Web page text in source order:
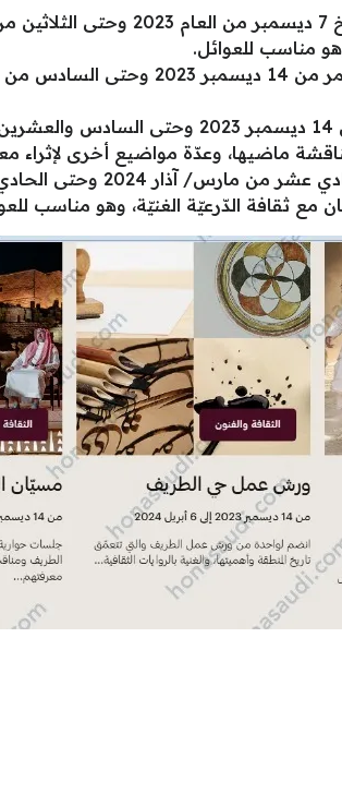
مناسب للعوائل.
ماضيها، وعدّة مواضيع أخرى لإثراء
ثقافة الدّرعيّة الغنيّة، وهو مناسب